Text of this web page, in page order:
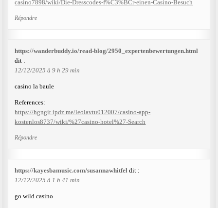
casino7898/wiki/Die-Dresscodes-f%C3%BCr-einen-Casino-Besuch
Répondre
https://wanderbuddy.io/read-blog/2950_expertenbewertungen.html
dit :
12/12/2025 à 9 h 29 min
casino la baule
References:
https://hgngit.ipdz.me/leolavtu012007/casino-app-
kostenlos8737/wiki/%27casino-hotel%27-Search
Répondre
https://kayesbamusic.com/susannawhitfel dit :
12/12/2025 à 1 h 41 min
go wild casino